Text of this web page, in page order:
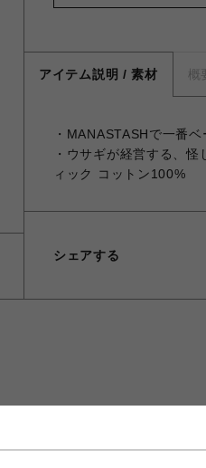
アイテム説明 / 素材 概
・MANASTASHで一番
・ウサギが経営する、
ィック コットン100%
シェアする
記は